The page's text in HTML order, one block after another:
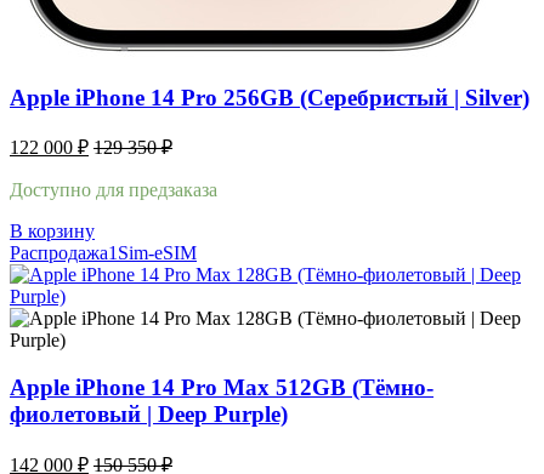
Apple iPhone 14 Pro 256GB (Серебристый | Silver)
122 000 ₽ 129 350₽
Доступно для предзаказа
В корзину
Распродажа1Sim-eSIM
Apple iPhone 14 Pro Max 512GB (Тёмно-
фиолетовый | Deep Purple)
142 000 ₽ 150 550₽